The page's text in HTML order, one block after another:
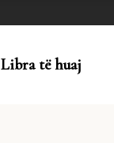
Libra të huaj